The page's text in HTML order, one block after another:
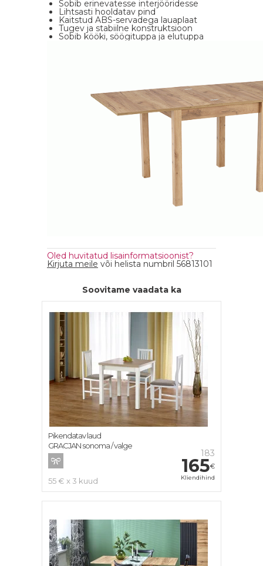
Sobib erinevatesse interjööridesse
Lihtsasti hooldatav pind
Kaitstud ABS-servadega lauaplaat
Tugev ja stabiilne konstruktsioon
Sobib kööki, söögituppa ja elutuppa
Oled huvitatud lisainformatsioonist?
Kirjuta meile või helista numbril 56813101
Soovitame vaadata ka
183
165€
Kliendihind
55 € x 3 kuud
Pikendatav laud
GRACJAN sonoma / valge